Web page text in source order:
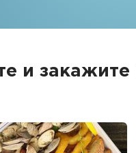
и закажите